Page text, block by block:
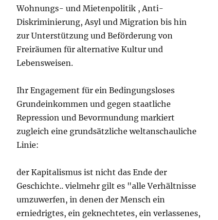
Wohnungs- und Mietenpolitik , Anti-
Diskriminierung, Asyl und Migration bis hin
zur Unterstützung und Beförderung von
Freiräumen für alternative Kultur und
Lebensweisen.
Ihr Engagement für ein Bedingungsloses
Grundeinkommen und gegen staatliche
Repression und Bevormundung markiert
zugleich eine grundsätzliche weltanschauliche
Linie:
der Kapitalismus ist nicht das Ende der
Geschichte.. vielmehr gilt es "alle Verhältnisse
umzuwerfen, in denen der Mensch ein
erniedrigtes, ein geknechtetes, ein verlassenes,